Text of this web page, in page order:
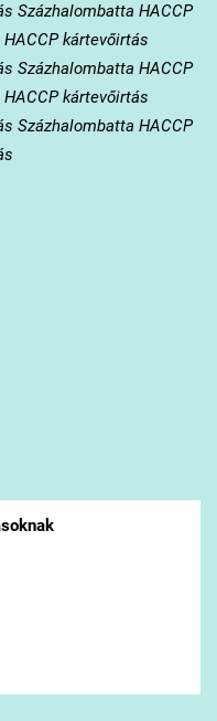
Százhalombatta HACCP
kártevőirtás
Százhalombatta HACCP
kártevőirtás
Százhalombatta HACCP